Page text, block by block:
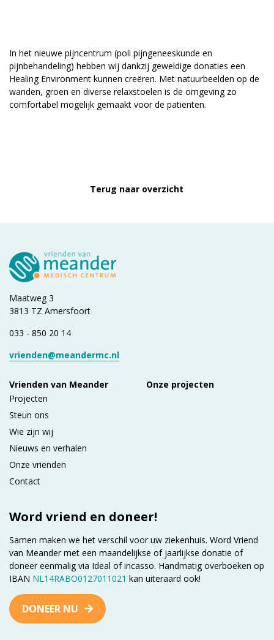
In het nieuwe pijncentrum (poli pijngeneeskunde en
pijnbehandeling) hebben wij dankzij geweldige donaties een
Healing Environment kunnen creëren. Met natuurbeelden op de
wanden, groen en diverse relaxstoelen is de omgeving zo
comfortabel mogelijk gemaakt voor de patiënten.
Terug naar overzicht
Maatweg 3
3813 TZ Amersfoort
033 - 850 20 14
vrienden@meandermc.nl
Vrienden van Meander
Projecten
Steun ons
Wie zijn wij
Nieuws en verhalen
Onze vrienden
Contact
Onze projecten
Word vriend en doneer!
Samen maken we het verschil voor uw ziekenhuis. Word Vriend
van Meander met een maandelijkse of jaarlijkse donatie of
doneer eenmalig via Ideal of incasso. Handmatig overboeken op
IBAN NL14RABO0127011021 kan uiteraard ook!
DONEER NU